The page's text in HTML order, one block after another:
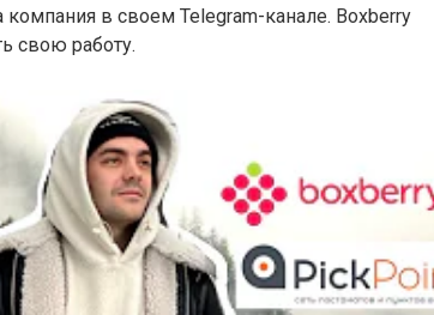
в своем Telegram-канале. Boxberry
свою работу.